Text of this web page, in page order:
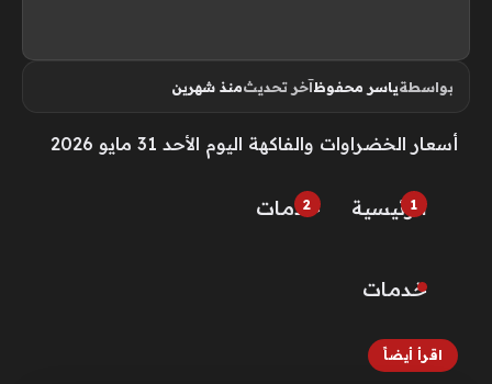
بواسطةياسر محفوظآخر تحديثمنذ شهرين
أسعار الخضراوات والفاكهة اليوم الأحد 31 مايو 2026
الرئيسية خـدمـات
خـدمـات
اقرأ أيضاً